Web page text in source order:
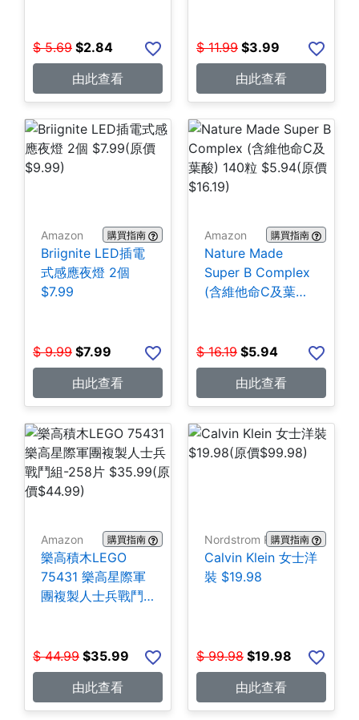
$ 5.69 $2.84
由此查看
$ 11.99 $3.99
由此查看
Amazon 購買指南
Briignite LED插電
式感應夜燈 2個
$7.99
$ 9.99 $7.99
由此查看
Amazon 購買指南
Nature Made
Super B Complex
(含維他命C及葉酸)
$ 16.19 $5.94
由此查看
Amazon 購買指南
樂高積木LEGO
75431 樂高星際軍
團複製人士兵戰鬥
$ 44.99 $35.99
由此查看
Nordstrom Rack購買指南
Calvin Klein 女士洋
裝 $19.98
$ 99.98 $19.98
由此查看